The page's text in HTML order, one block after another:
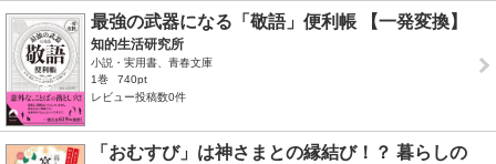
最強の武器になる「敬語」便利帳 【一発変換】
知的生活研究所
小説・実用書、青春文庫
1巻
740pt
レビュー投稿数0件
「おむすび」は神さまとの縁結び！？ 暮らしの